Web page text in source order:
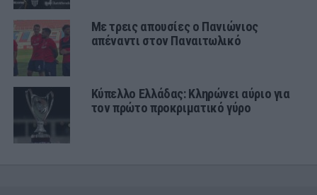
Με τρεις απουσίες ο Πανιώνιος
απέναντι στον Παναιτωλικό
Κύπελλο Ελλάδας: Κληρώνει αύριο για
τον πρώτο προκριματικό γύρο